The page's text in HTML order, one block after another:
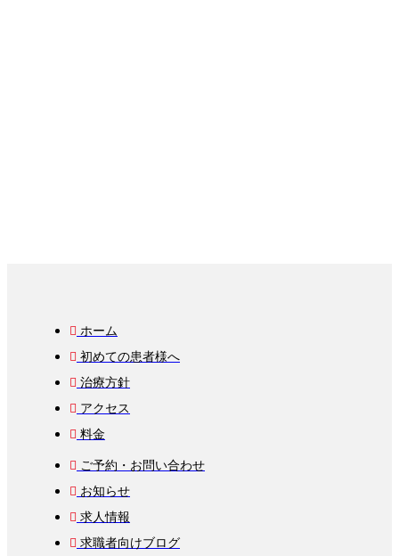
ホーム
初めての患者様へ
治療方針
アクセス
料金
ご予約・お問い合わせ
お知らせ
求人情報
求職者向けブログ